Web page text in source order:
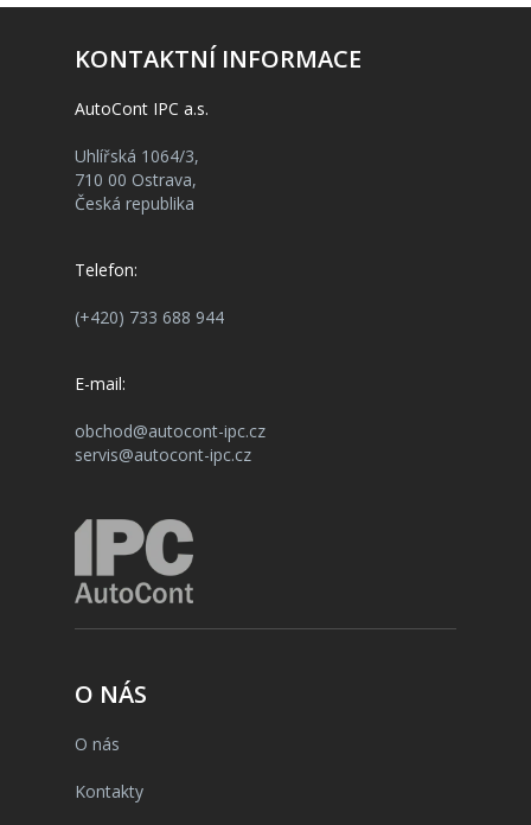
KONTAKTNÍ INFORMACE
AutoCont IPC a.s.
Uhlířská 1064/3,
710 00 Ostrava,
Česká republika
Telefon:
(+420) 733 688 944
E-mail:
obchod@autocont-ipc.cz
servis@autocont-ipc.cz
O NÁS
O nás
Kontakty